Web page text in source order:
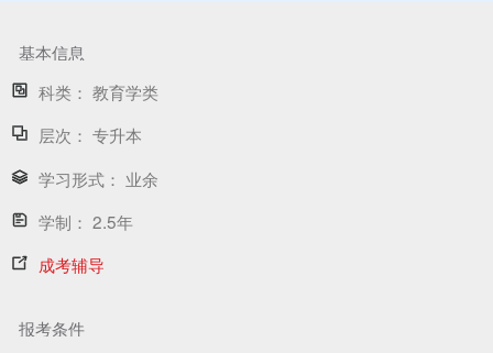
基本信息
科类： 教育学类
层次： 专升本
学习形式： 业余
学制： 2.5年
成考辅导
报考条件